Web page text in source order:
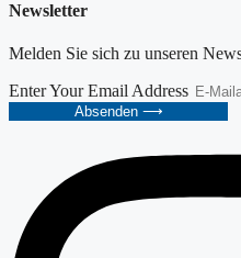
Newsletter
Melden Sie sich zu unseren
Enter Your Email Address
Absenden ⟶